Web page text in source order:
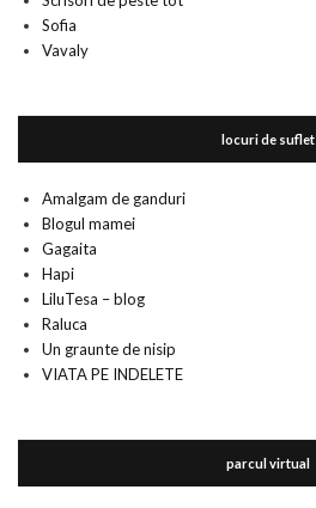
Sofia
Vavaly
locuri de suflet
Amalgam de ganduri
Blogul mamei
Gagaita
Hapi
LiluTesa – blog
Raluca
Un graunte de nisip
VIATA PE INDELETE
parcul virtual